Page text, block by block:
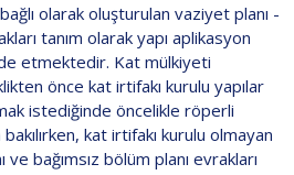
olarak oluşturulan vaziyet planı -
tanım olarak yapı aplikasyon
etmektedir. Kat mülkiyeti
önce kat irtifakı kurulu yapılar
istediğinde öncelikle röperli
kat irtifakı kurulu olmayan
bağımsız bölüm planı evrakları